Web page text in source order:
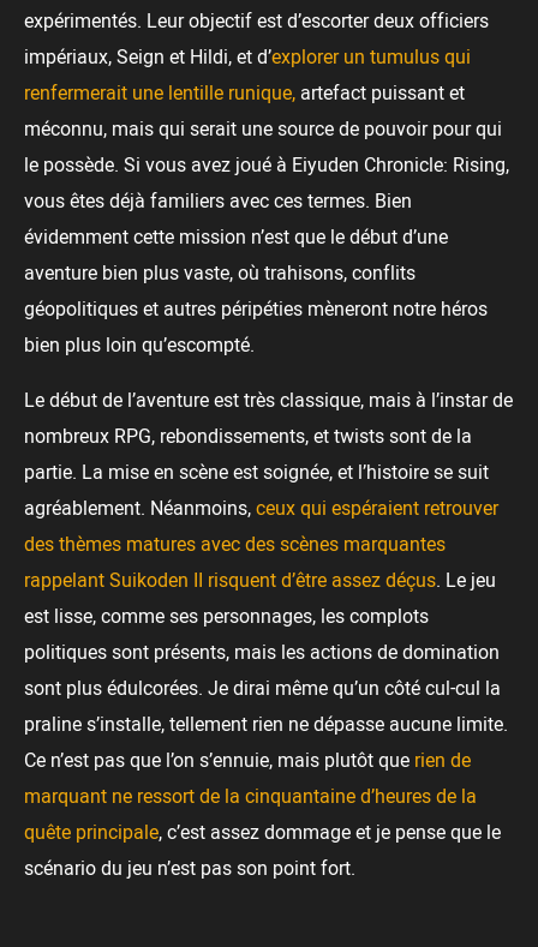
expérimentés. Leur objectif est d’escorter deux officiers
impériaux, Seign et Hildi, et d’explorer un tumulus qui
renfermerait une lentille runique, artefact puissant et
méconnu, mais qui serait une source de pouvoir pour qui
le possède. Si vous avez joué à Eiyuden Chronicle: Rising,
vous êtes déjà familiers avec ces termes. Bien
évidemment cette mission n’est que le début d’une
aventure bien plus vaste, où trahisons, conflits
géopolitiques et autres péripéties mèneront notre héros
bien plus loin qu’escompté.
Le début de l’aventure est très classique, mais à l’instar de
nombreux RPG, rebondissements, et twists sont de la
partie. La mise en scène est soignée, et l’histoire se suit
agréablement. Néanmoins,ceux qui espéraient retrouver
des thèmes matures avec des scènes marquantes
rappelant Suikoden II risquent d’être assez déçus. Le jeu
est lisse, comme ses personnages, les complots
politiques sont présents, mais les actions de domination
sont plus édulcorées. Je dirai même qu’un côté cul-cul la
praline s’installe, tellement rien ne dépasse aucune limite.
Ce n’est pas que l’on s’ennuie, mais plutôt que rien de
marquant ne ressort de la cinquantaine d’heures de la
quête principale, c’est assez dommage et je pense que le
scénario du jeu n’est pas son point fort.